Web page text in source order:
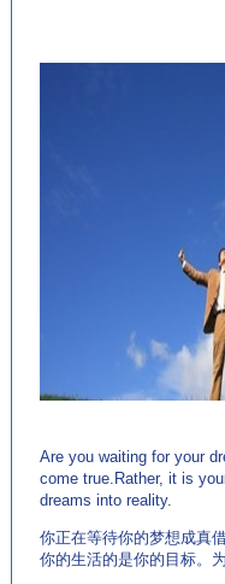
Are you waiting for your
come true.Rather, it is
dreams into reality.
你正在等待你的梦想成真
你的生活的是你的目标。